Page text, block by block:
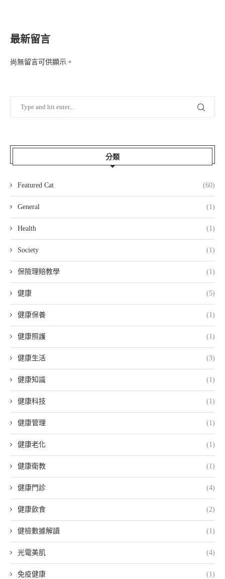
最新留言
尚無留言可供顯示。
分類
Featured Cat (60)
General (1)
Health (1)
Society (1)
保險理賠教學 (1)
健康 (5)
健康保養 (1)
健康照護 (1)
健康生活 (3)
健康知識 (1)
健康科技 (1)
健康管理 (1)
健康老化 (1)
健康衛教 (1)
健康門診 (4)
健康飲食 (2)
健檢數據解讀 (1)
光電美肌 (4)
免疫健康 (1)